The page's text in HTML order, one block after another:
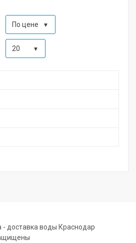
По цене
20
- доставка воды Краснодар